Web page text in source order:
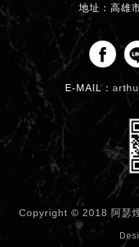
地址：高雄
E-MAIL：
Copyright © 2018 阿瑟